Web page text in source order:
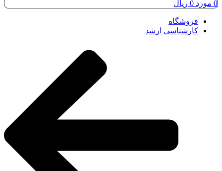
0 مورد 0 ریال
فروشگاه
کارشناسی ارشد